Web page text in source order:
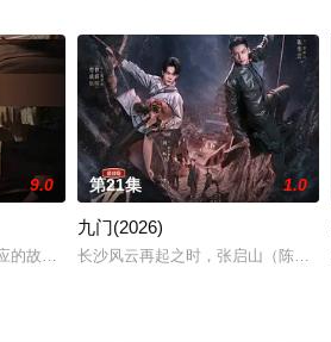
炎带自己用程序员身份卧底电诈集团以求
9.0
的故事——用一场精心策划的“夏令营”完成复仇
第21集 1.0
九门(2026)
长沙风云再起之时，张启山（陈伟